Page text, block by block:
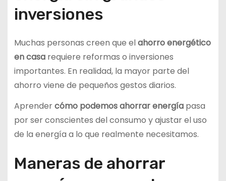
inversiones
Muchas personas creen que elahorro energético
en casarequiere reformas o inversiones
importantes. En realidad, la mayor parte del
ahorro viene de pequeños gestos diarios.
Aprendercómo podemos ahorrar energíapasa
por ser conscientes del consumo y ajustar el uso
de la energía a lo que realmente necesitamos.
Maneras de ahorrar